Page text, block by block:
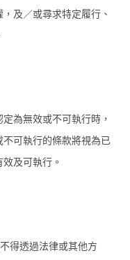
及／或尋求特定履行、
為無效或不可執行時，
可執行的條款將視為已
及可執行。
得透過法律或其他方